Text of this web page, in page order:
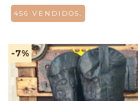
456 VENDIDOS.
-7%